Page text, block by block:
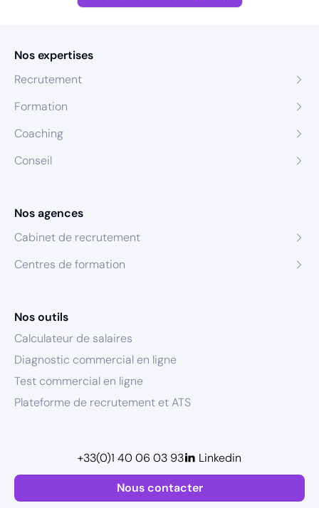
Nos expertises
Recrutement
Formation
Coaching
Conseil
Nos agences
Cabinet de recrutement
Centres de formation
Nos outils
Calculateur de salaires
Diagnostic commercial en ligne
Test commercial en ligne
Plateforme de recrutement et ATS
Nous contacter
+33(0)1 40 06 03 93 Linkedin